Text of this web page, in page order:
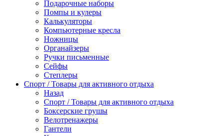
Подарочные наборы
Помпы и кулеры
Калькуляторы
Компьютерные кресла
Ножницы
Органайзеры
Ручки письменные
Сейфы
Степлеры
Спорт / Товары для активного отдыха
Назад
Спорт / Товары для активного отдыха
Боксерские грушы
Велотренажеры
Гантели